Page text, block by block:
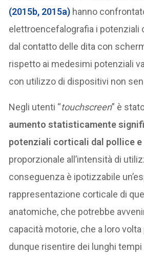
(2015b, 2015a) hanno
elettroencefalografia i potenziali
dal contatto delle dita con
rispetto ai medesimi potenziali
con utilizzo di dispositivi non
Negli utenti “touchscreen” è
aumento statisticamente
potenziali corticali dal pollice e
proporzionale all’intensità di
conseguenza è ipotizzabile
rappresentazione corticale di
anatomiche, che potrebbe
capacità motorie, che a loro
dunque risentire dei lunghi